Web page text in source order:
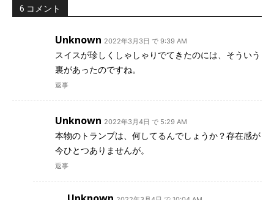
6 コメント
Unknown 2022年3月3日 で 9:39 AM
スイスが珍しくしゃしゃりでてきたのには、そういう
裏があったのですね。
返事
Unknown 2022年3月4日 で 5:29 AM
本物のトランプは、何してるんでしょうか？存在感が
今ひとつありませんが。
返事